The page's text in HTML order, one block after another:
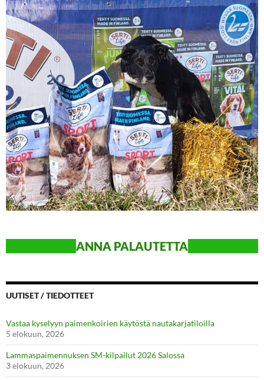
ANNA PALAUTETTA
UUTISET / TIEDOTTEET
Vastaa kyselyyn paimenkoirien käytöstä nautakarjatiloilla
5 elokuun, 2026
Lammaspaimennuksen SM-kilpailut 2026 Salossa
3 elokuun, 2026